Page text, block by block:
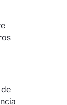
de